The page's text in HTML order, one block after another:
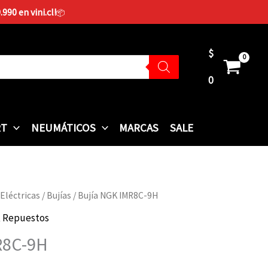
en vini.cl!📦
$
0
NEUMÁTICOS MARCAS SALE
/ Bujías / Bujía NGK IMR8C-9H
Repuestos
9H